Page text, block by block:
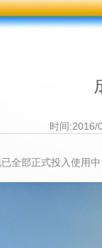
时间
全部正式投入使用